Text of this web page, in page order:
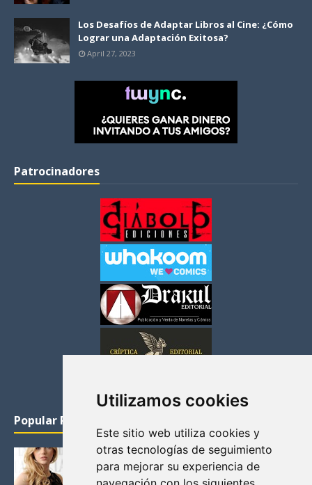
Utilizamos cookies
Este sitio web utiliza cookies y
otras tecnologías de seguimiento
para mejorar su experiencia de
Los Desafíos de Adaptar Libros al Cine: ¿Cómo
Lograr una Adaptación Exitosa?
April 27, 2023
Patrocinadores
Popular Posts
KATHERYN WINNICK: LA ACTRIZ MAS GUAPA DE
VIKINGOS
Junio 14, 2013